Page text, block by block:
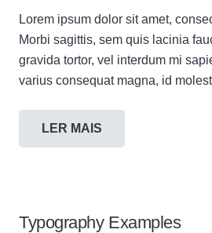
Lorem ipsum dolor sit amet,
Morbi sagittis, sem quis lacinia
gravida tortor, vel interdum mi
varius consequat magna, id
LER MAIS
Typography Examples